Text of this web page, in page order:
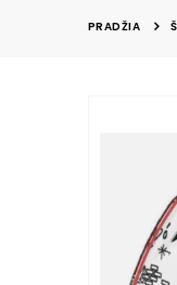
PRADŽIA
images